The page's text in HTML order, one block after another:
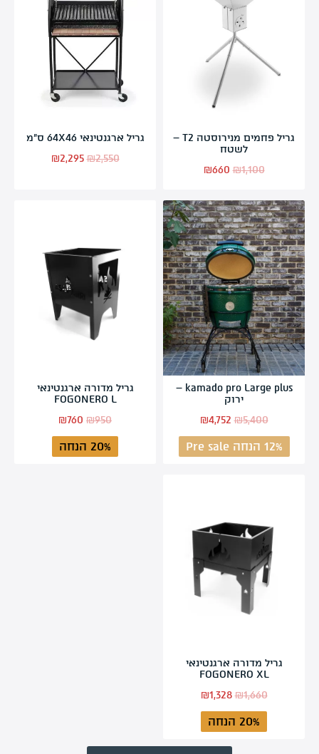
גריל פחמים מנירוסטה T2 –
לשטח
₪1,100
₪660
גריל ארגנטינאי 64X46 ס”מ
₪2,550
₪2,295
kamado pro Large plus –
ירוק
₪5,400
₪4,752
12% הנחה Pre sale
גריל מדורה ארגנטינאי
FOGONERO L
₪950
₪760
20% הנחה
גריל מדורה ארגנטינאי
FOGONERO XL
₪1,660
₪1,328
20% הנחה